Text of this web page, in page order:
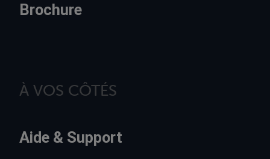
Brochure
À VOS CÔTÉS
Aide & Support